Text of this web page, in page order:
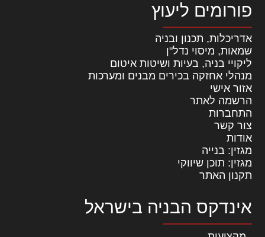
פורומים ליעוץ
אדריכלות, תכנון ובניה
שמאות, מיסוי נדל"ן
ליקויי בניה, בעיות ושיטות איטום
מנהלי אחזקה בכירים מבנים ומערכות
אזור אישי
הרשמה לאתר
התחברות
צור קשר
אודות
מגזין: בנייה
מגזין: תוכן שיווקי
תקנון האתר
אינדקס הבניה בישראל